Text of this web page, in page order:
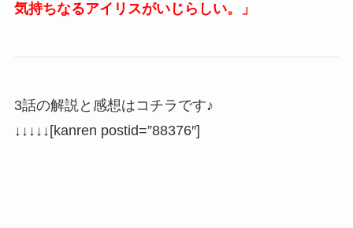
気持ちなるアイリスがいじらしい。」
3話の解説と感想はコチラです♪
↓↓↓↓↓[kanren postid=”88376″]